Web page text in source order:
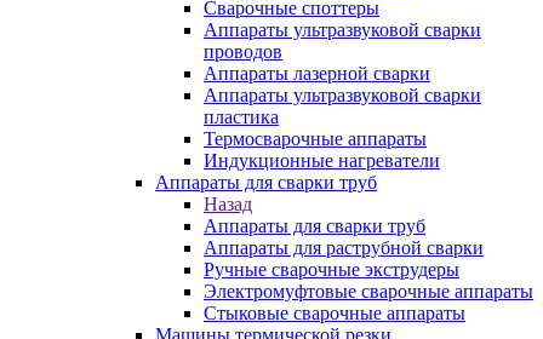
Сварочные споттеры
Аппараты ультразвуковой сварки
проводов
Аппараты лазерной сварки
Аппараты ультразвуковой сварки
пластика
Термосварочные аппараты
Индукционные нагреватели
Аппараты для сварки труб
Назад
Аппараты для сварки труб
Аппараты для раструбной сварки
Ручные сварочные экструдеры
Электромуфтовые сварочные аппараты
Стыковые сварочные аппараты
Машины термической резки